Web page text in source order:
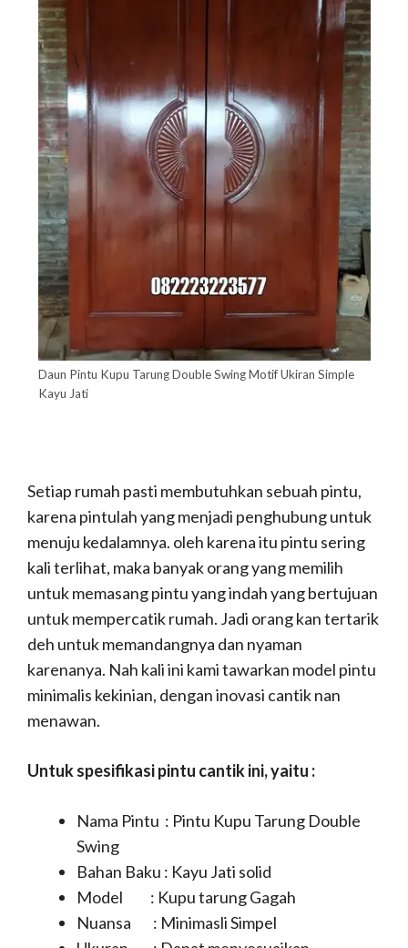
Daun Pintu Kupu Tarung Double Swing Motif Ukiran Simple
Kayu Jati
Setiap rumah pasti membutuhkan sebuah pintu,
karena pintulah yang menjadi penghubung untuk
menuju kedalamnya. oleh karena itu pintu sering
kali terlihat, maka banyak orang yang memilih
untuk memasang pintu yang indah yang bertujuan
untuk mempercatik rumah. Jadi orang kan tertarik
deh untuk memandangnya dan nyaman
karenanya. Nah kali ini kami tawarkan model pintu
minimalis kekinian, dengan inovasi cantik nan
menawan.
Untuk spesifikasi pintu cantik ini, yaitu :
Nama Pintu : Pintu Kupu Tarung Double
Swing
Bahan Baku : Kayu Jati solid
Model : Kupu tarung Gagah
Nuansa : Minimasli Simpel